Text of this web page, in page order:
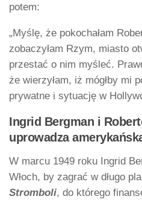
potem:
„Myślę, że pokochałam
zobaczyłam Rzym, miasto
przestać o nim myśleć.
że wierzyłam, iż mógłby mi
prywatne i sytuację w
Ingrid Bergman i
uprowadza
W marcu 1949 roku Ingrid
Włoch, by zagrać w długo
Stromboli, do którego